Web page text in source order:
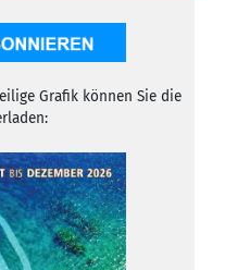
Grafik können Sie die